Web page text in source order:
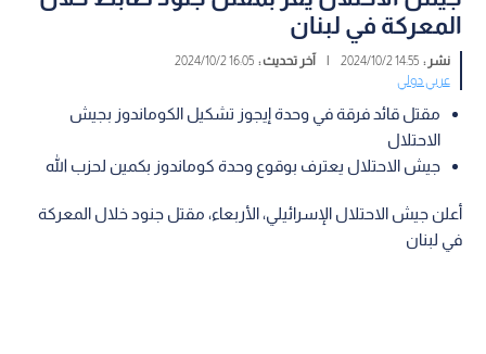
المعركة في لبنان
نشر :14:55 2024/10/2
| آخر تحديث :16:05 2024/10/2
عربي دولي
مقتل قائد فرقة في وحدة إيجوز تشكيل الكوماندوز بجيش
الاحتلال
جيش الاحتلال يعترف بوقوع وحدة كوماندوز بكمين لحزب الله
أعلن جيش الاحتلال الإسرائيلي، الأربعاء، مقتل جنود خلال المعركة
في لبنان